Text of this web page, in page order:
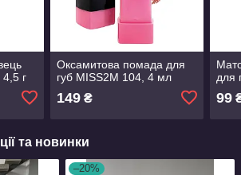
г
Оксамитова помада для
губ MISS2M 104, 4 мл
149₴
для
99
та новинки
–20%